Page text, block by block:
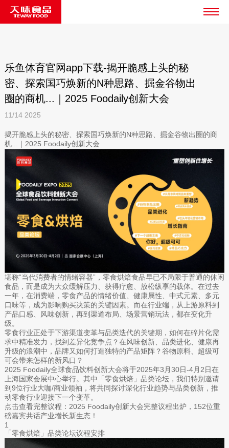
乐鱼体育官网app下载-揭开脆感上头的秘
密、探索国巧焕新的N种思路、掘金谷物出
圈的商机...｜2025 Foodaily创新大会
11/14 2025
揭开脆感上头的秘密、探索国巧焕新的N种思路、掘金谷物出圈的商
机...｜2025 Foodaily创新大会
堪称“当代消费者的情绪容器”，零食烘焙食品早已不局限于普通的休闲
食品，而是成为大众缓解压力、获得疗愈、放松纵享的载体。在过去
一年，在消费端，零食产品的情绪价值、健康属性、中式元素、多元
口味等，成为影响购买决策的关键因素。而在行业端，从上游原料到
产品口感、风味创新，再到渠道布局、场景营销玩法，都在变化升
级。
零食行业正处于下游渠道变革与品类迭代的关键期，如何在碎片化需
求中精准发力，找到差异化竞争点？在风味创新、品类进化、健康再
升级的浪潮中，品牌又如何打造独特的产品矩阵？谷物原料、超级可
可会带来怎样的新风口？
2025 Foodaily全球食品饮料创新大会将于2025年3月30日-4月2日在
上海国家会展中心举行。其中「零食烘焙」品类论坛，我们特别邀请
到9位行业大咖/商业领袖，将共同探讨深化行业趋势与品类创新，推
动零食行业迎接下一个变革。
点击查看完整议程：2025 Foodaily创新大会完整议程出炉，152位重
磅嘉宾共话产业增长新生态！
1
「零食烘焙」品类论坛议程安排